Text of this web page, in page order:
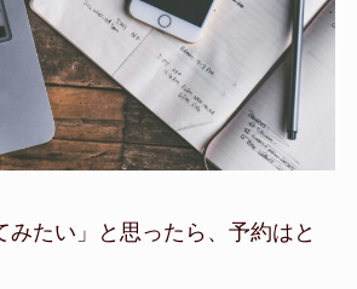
みたい」と思ったら、予約はと